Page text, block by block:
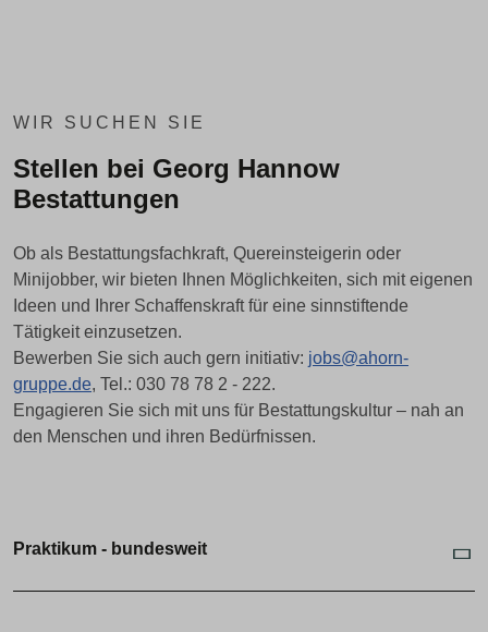
WIR SUCHEN SIE
Stellen bei Georg Hannow
Bestattungen
Ob als Bestattungsfachkraft, Quereinsteigerin oder
Minijobber, wir bieten Ihnen Möglichkeiten, sich mit eigenen
Ideen und Ihrer Schaffenskraft für eine sinnstiftende
Tätigkeit einzusetzen.
Bewerben Sie sich auch gern initiativ: jobs@ahorn-
gruppe.de, Tel.: 030 78 78 2 - 222.
Engagieren Sie sich mit uns für Bestattungskultur – nah an
den Menschen und ihren Bedürfnissen.
Praktikum - bundesweit